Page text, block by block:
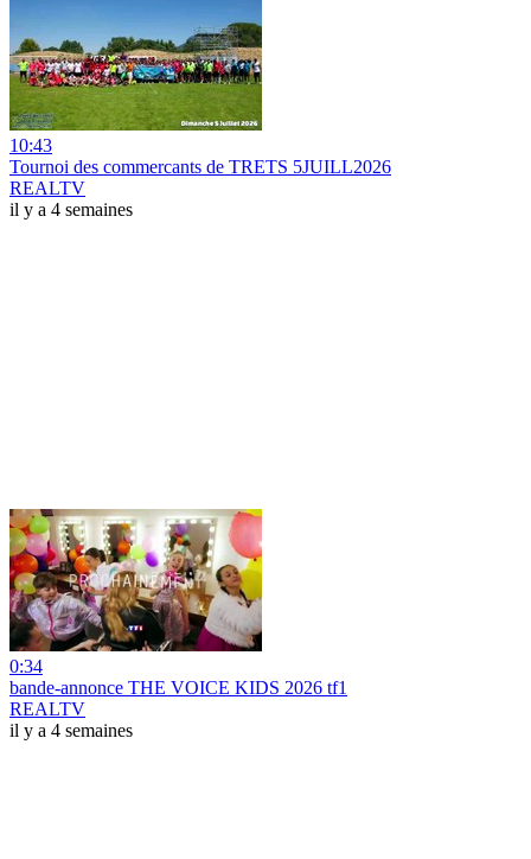
10:43
Tournoi des commercants de TRETS 5JUILL2026
REALTV
il y a 4 semaines
0:34
bande-annonce THE VOICE KIDS 2026 tf1
REALTV
il y a 4 semaines